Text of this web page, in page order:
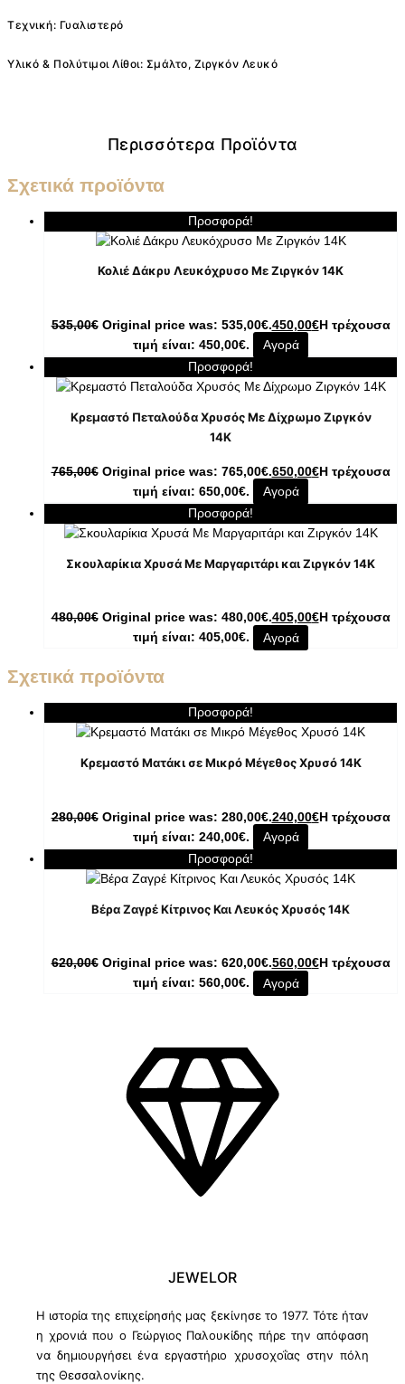
Τεχνική: Γυαλιστερό
Υλικό & Πολύτιμοι Λίθοι: Σμάλτο, Ζιργκόν Λευκό
Περισσότερα Προϊόντα
Σχετικά προϊόντα
Προσφορά!
Κολιέ Δάκρυ Λευκόχρυσο Με Ζιργκόν 14K
535,00€ Original price was: 535,00€.450,00€Η τρέχουσα
τιμή είναι: 450,00€.
Αγορά
Προσφορά!
Κρεμαστό Πεταλούδα Χρυσός Με Δίχρωμο Ζιργκόν
14K
765,00€ Original price was: 765,00€.650,00€Η τρέχουσα
τιμή είναι: 650,00€.
Αγορά
Προσφορά!
Σκουλαρίκια Χρυσά Με Μαργαριτάρι και Ζιργκόν 14K
480,00€ Original price was: 480,00€.405,00€Η τρέχουσα
τιμή είναι: 405,00€.
Αγορά
Σχετικά προϊόντα
Προσφορά!
Κρεμαστό Ματάκι σε Μικρό Μέγεθος Χρυσό 14K
280,00€ Original price was: 280,00€.240,00€Η τρέχουσα
τιμή είναι: 240,00€.
Αγορά
Προσφορά!
Βέρα Ζαγρέ Κίτρινος Και Λευκός Χρυσός 14Κ
620,00€ Original price was: 620,00€.560,00€Η τρέχουσα
τιμή είναι: 560,00€.
Αγορά
JEWELOR
Η ιστορία της επιχείρησής μας ξεκίνησε το 1977. Τότε ήταν
η χρονιά που ο Γεώργιος Παλουκίδης πήρε την απόφαση
να δημιουργήσει ένα εργαστήριο χρυσοχοΐας στην πόλη
της Θεσσαλονίκης.